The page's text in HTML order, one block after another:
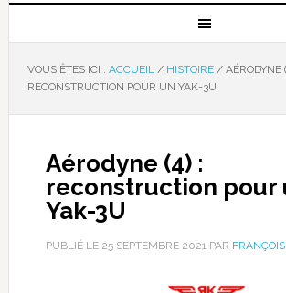
VOUS ÊTES ICI : ACCUEIL / HISTOIRE /AÉRODYNE
RECONSTRUCTION POUR UN YAK-3U
Aérodyne (4) :
reconstruction pour
Yak-3U
PUBLIÉ LE 25 SEPTEMBRE 2021PAR